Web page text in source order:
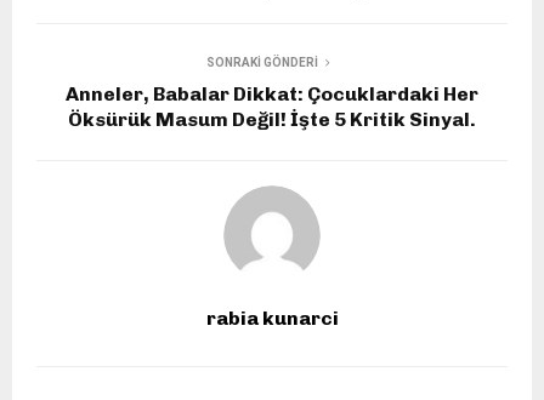
SONRAKI GÖNDERI
Anneler, Babalar Dikkat: Çocuklardaki Her
Öksürük Masum Değil! İşte 5 Kritik Sinyal.
rabia kunarci